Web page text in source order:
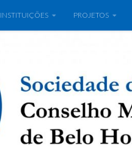
INSTITUIÇÕES PROJETOS